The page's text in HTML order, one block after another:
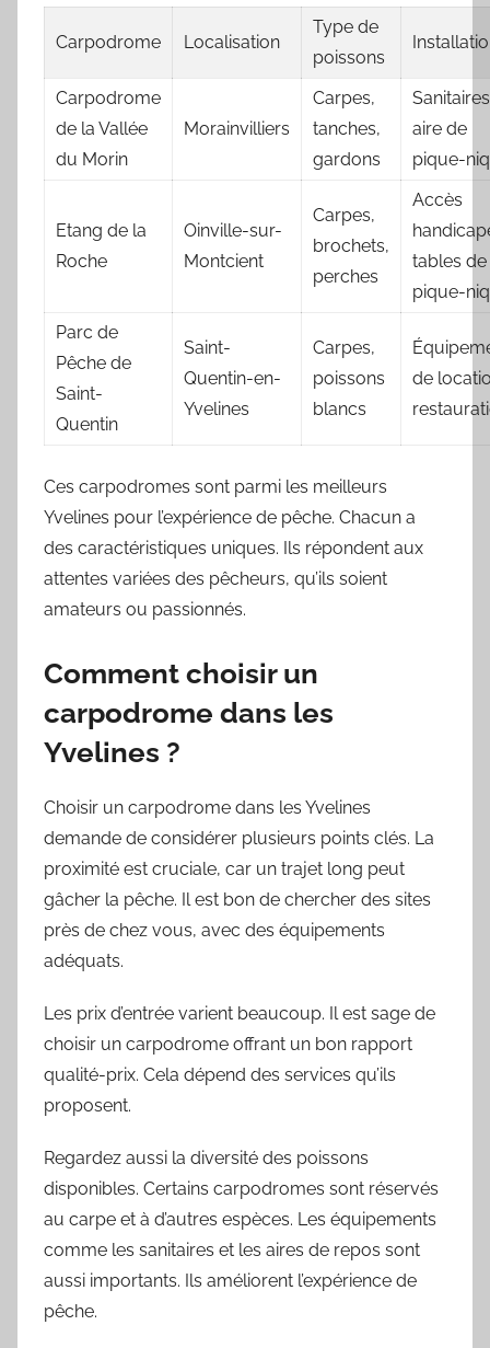
Carpodrome Localisation
Type de
poissons
Carpodrome
de la Vallée
du Morin
Morainvilliers
Carpes,
tanches,
gardons
aire de
pique-
Etang de la
Roche
Oinville-sur-
Montcient
Carpes,
brochets,
perches
Accès
tables de
pique-
Parc de
Pêche de
Saint-
Quentin
Saint-
Quentin-en-
Yvelines
Carpes,
poissons
blancs
de
Ces carpodromes sont parmi les meilleurs
Yvelines pour l’expérience de pêche. Chacun a
des caractéristiques uniques. Ils répondent aux
attentes variées des pêcheurs, qu’ils soient
amateurs ou passionnés.
Comment choisir un
carpodrome dans les
Yvelines ?
Choisir un carpodrome dans les Yvelines
demande de considérer plusieurs points clés. La
proximité est cruciale, car un trajet long peut
gâcher la pêche. Il est bon de chercher des sites
près de chez vous, avec des équipements
adéquats.
Les prix d’entrée varient beaucoup. Il est sage de
choisir un carpodrome offrant un bon rapport
qualité-prix. Cela dépend des services qu’ils
proposent.
Regardez aussi la diversité des poissons
disponibles. Certains carpodromes sont réservés
au carpe et à d’autres espèces. Les équipements
comme les sanitaires et les aires de repos sont
aussi importants. Ils améliorent l’expérience de
pêche.